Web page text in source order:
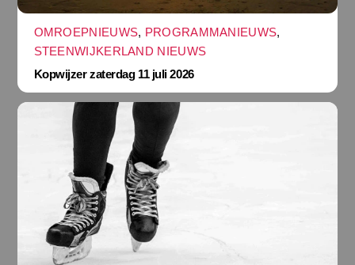
OMROEPNIEUWS, PROGRAMMANIEUWS,
STEENWIJKERLAND NIEUWS
Kopwijzer zaterdag 11 juli 2026